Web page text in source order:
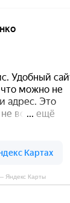
Яндекс Карты